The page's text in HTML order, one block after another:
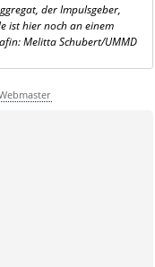
der Impulsgeber,
ist hier noch an einem
Melitta Schubert/UMMD